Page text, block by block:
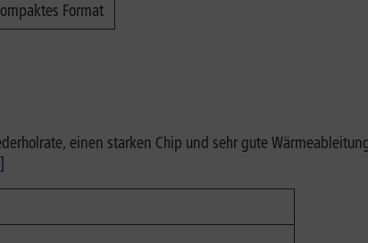
Format
einen starken Chip und sehr gute